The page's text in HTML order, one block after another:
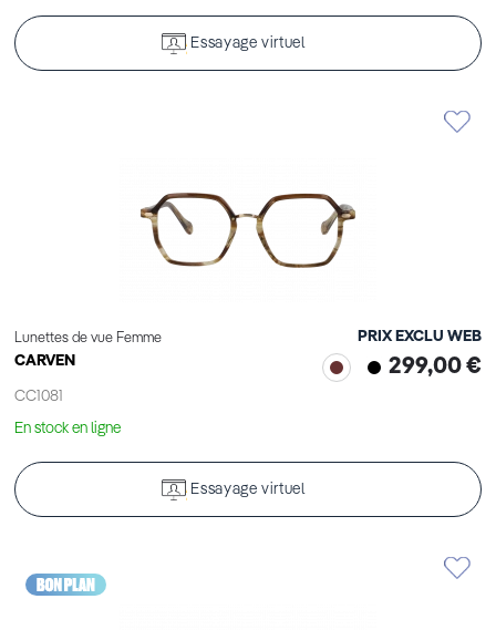
Essayage virtuel
Lunettes de vue Femme
CARVEN
CC1081
PRIX EXCLU WEB
299,00 €
En stock en ligne
Essayage virtuel